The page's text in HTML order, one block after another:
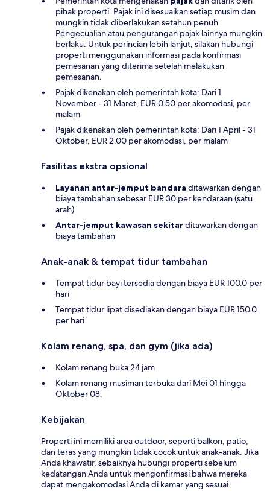
pihak properti. Pajak ini disesuaikan setiap musim dan
mungkin tidak diberlakukan setahun penuh.
Pengecualian atau pengurangan pajak lainnya mungkin
berlaku. Untuk perincian lebih lanjut, silakan hubungi
properti menggunakan informasi pada konfirmasi
pemesanan yang diterima setelah melakukan
pemesanan.
Pajak dikenakan oleh pemerintah kota: Dari 1
November - 31 Maret, EUR 0.50 per akomodasi, per
malam
Pajak dikenakan oleh pemerintah kota: Dari 1 April - 31
Oktober, EUR 2.00 per akomodasi, per malam
Fasilitas ekstra opsional
Layanan antar-jemput bandara ditawarkan dengan
biaya tambahan sebesar EUR 30 per kendaraan (satu
arah)
Antar-jemput kawasan sekitarditawarkan dengan
biaya tambahan
Anak-anak & tempat tidur tambahan
Tempat tidur bayi tersedia dengan biaya EUR 100.0 per
hari
Tempat tidur lipat disediakan dengan biaya EUR 150.0
per hari
Kolam renang, spa, dan gym (jika ada)
Kolam renang buka 24 jam
Kolam renang musiman terbuka dari Mei 01 hingga
Oktober 08.
Kebijakan
Properti ini memiliki area outdoor, seperti balkon, patio,
dan teras yang mungkin tidak cocok untuk anak-anak. Jika
Anda khawatir, sebaiknya hubungi properti sebelum
kedatangan Anda untuk mengonfirmasi bahwa mereka
dapat mengakomodasi Anda di kamar yang sesuai.